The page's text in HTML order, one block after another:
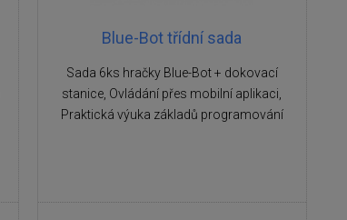
Blue-Bot třídní sada
Sada 6ks hračky Blue-Bot + dokovací
stanice, Ovládání přes mobilní aplikaci,
Praktická výuka základů programování